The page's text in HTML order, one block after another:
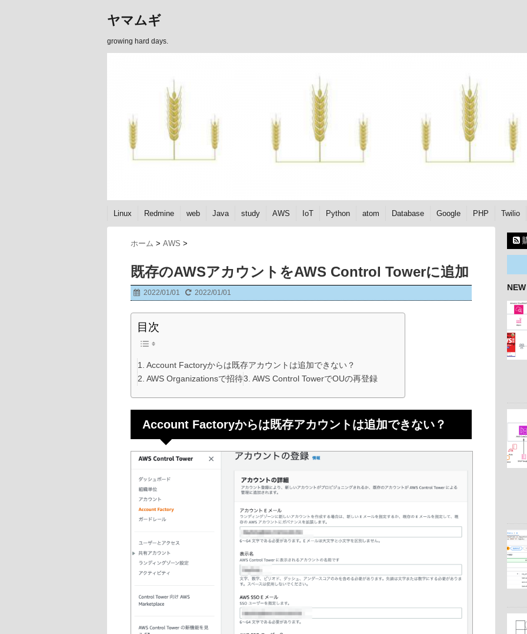
ヤマムギ
growing hard days.
Linux Redmine web Java study AWS IoT Python atom Database Google PHP Twilio
ホーム > AWS >
既存のAWSアカウントをAWS Control Towerに追加
2022/01/01 2022/01/01
目次
Account Factoryからは既存アカウントは追加できない？
AWS Organizationsで招待
AWS Control TowerでOUの再登録
Account Factoryからは既存アカウントは追加できない？